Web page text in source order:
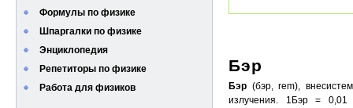
Формулы по физике
Шпаргалки по физике
Энциклопедия
Репетиторы по физике
Работа для физиков
Бэр
Бэр (бэр, rem),
излучения. 1Бэр = 0,01